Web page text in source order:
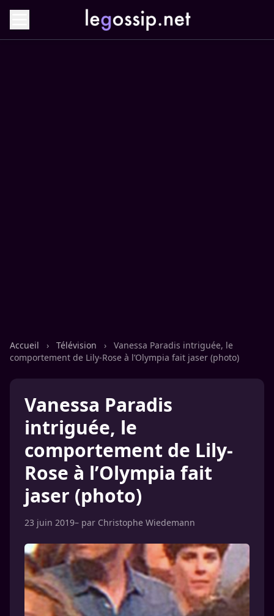
Accueil › Télévision ›
Vanessa Paradis intriguée, le
comportement de Lily-Rose à l’Olympia fait jaser (photo)
Vanessa Paradis
intriguée, le
comportement de Lily-
Rose à l’Olympia fait
jaser (photo)
23 juin 2019– par Christophe Wiedemann